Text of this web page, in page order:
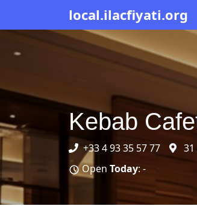
local.ilacfiyati.org
Kebab
+33 4 93 35 57 77
Open Today: -